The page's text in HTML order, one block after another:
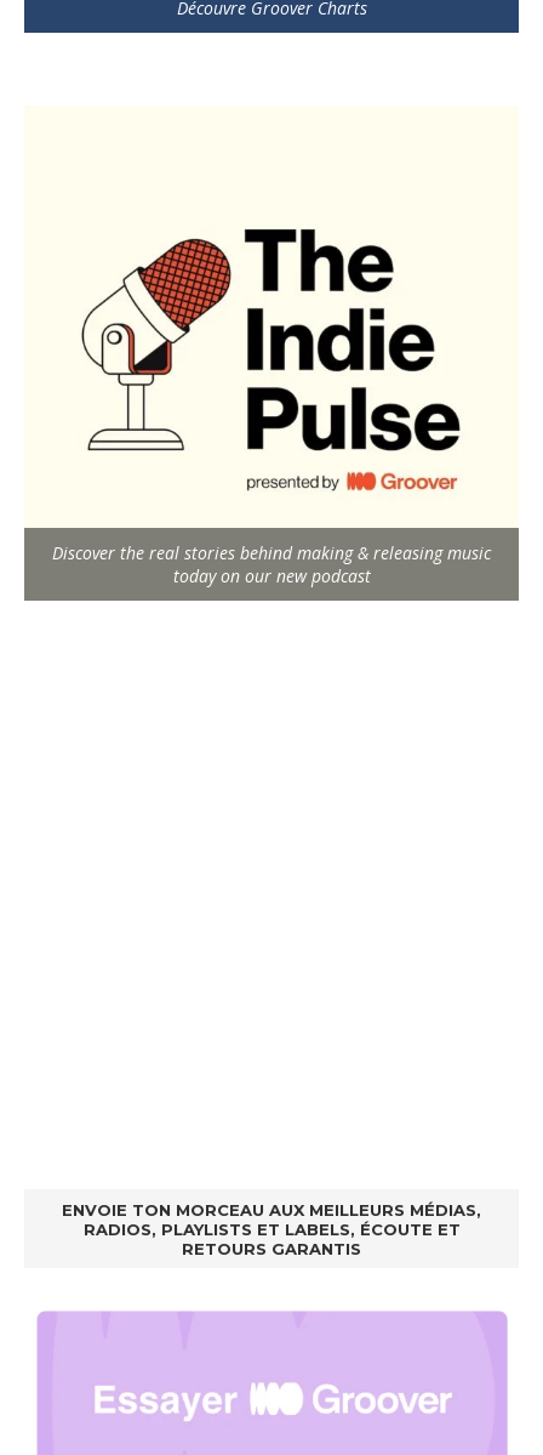
Découvre Groover Charts
Discover the real stories behind making & releasing music
today on our new podcast
ENVOIE TON MORCEAU AUX MEILLEURS MÉDIAS,
RADIOS, PLAYLISTS ET LABELS, ÉCOUTE ET
RETOURS GARANTIS